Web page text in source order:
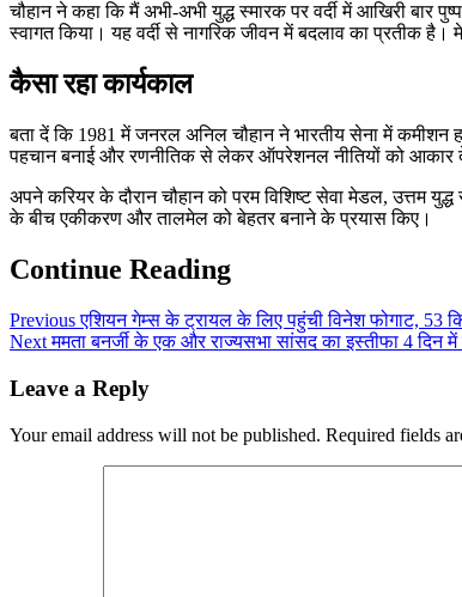
चौहान ने कहा कि मैं अभी-अभी युद्ध स्मारक पर वर्दी में आखिरी बार
स्वागत किया। यह वर्दी से नागरिक जीवन में बदलाव का प्रतीक है।
कैसा रहा कार्यकाल
बता दें कि 1981 में जनरल अनिल चौहान ने भारतीय सेना में
पहचान बनाई और रणनीतिक से लेकर ऑपरेशनल नीतियों को आकार
अपने करियर के दौरान चौहान को परम विशिष्ट सेवा मेडल, उत्तम
के बीच एकीकरण और तालमेल को बेहतर बनाने के प्रयास किए।
Continue Reading
Previousएशियन गेम्स के ट्रायल के लिए पहुंची विनेश फोगाट, 53
Nextममता बनर्जी के एक और राज्यसभा सांसद का इस्तीफा 4
Leave a Reply
Your email address will not be published. Required fields